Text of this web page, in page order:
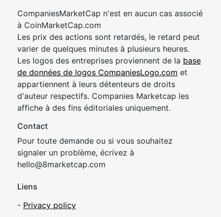
CompaniesMarketCap n'est en aucun cas associé
à CoinMarketCap.com
Les prix des actions sont retardés, le retard peut
varier de quelques minutes à plusieurs heures.
Les logos des entreprises proviennent de la base
de données de logos CompaniesLogo.com et
appartiennent à leurs détenteurs de droits
d'auteur respectifs. Companies Marketcap les
affiche à des fins éditoriales uniquement.
Contact
Pour toute demande ou si vous souhaitez
signaler un problème, écrivez à
hello@8marketcap.com
Liens
- Privacy policy